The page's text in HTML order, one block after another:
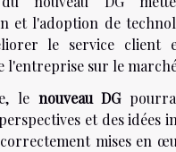
et l'adoption de
le service client
l'entreprise sur le
le nouveau DG
et des idées
mises en